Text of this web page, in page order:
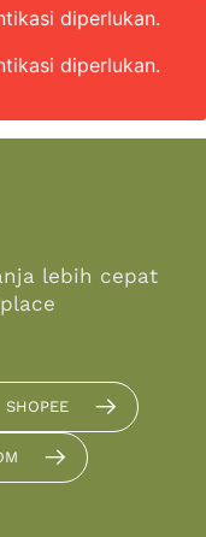
diperlukan.
diperlukan.
lebih cepat
SHOPEE